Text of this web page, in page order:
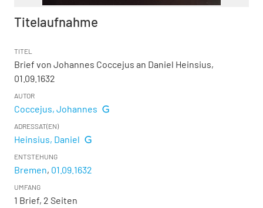
Titelaufnahme
TITEL
Brief von Johannes Coccejus an Daniel Heinsius,
01.09.1632
AUTOR
Coccejus, Johannes
ADRESSAT(EN)
Heinsius, Daniel
ENTSTEHUNG
Bremen, 01.09.1632
UMFANG
1 Brief, 2 Seiten